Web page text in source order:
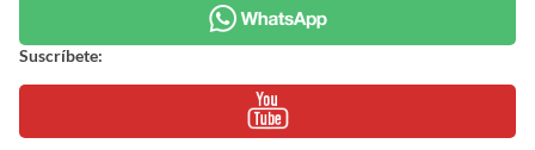
Suscríbete: